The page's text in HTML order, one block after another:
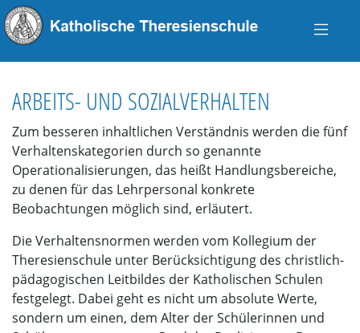
ARBEITS- UND SOZIALVERHALTEN
Zum besseren inhaltlichen Verständnis werden die fünf
Verhaltenskategorien durch so genannte
Operationalisierungen, das heißt Handlungsbereiche,
zu denen für das Lehrpersonal konkrete
Beobachtungen möglich sind, erläutert.
Die Verhaltensnormen werden vom Kollegium der
Theresienschule unter Berücksichtigung des christlich-
pädagogischen Leitbildes der Katholischen Schulen
festgelegt. Dabei geht es nicht um absolute Werte,
sondern um einen, dem Alter der Schülerinnen und